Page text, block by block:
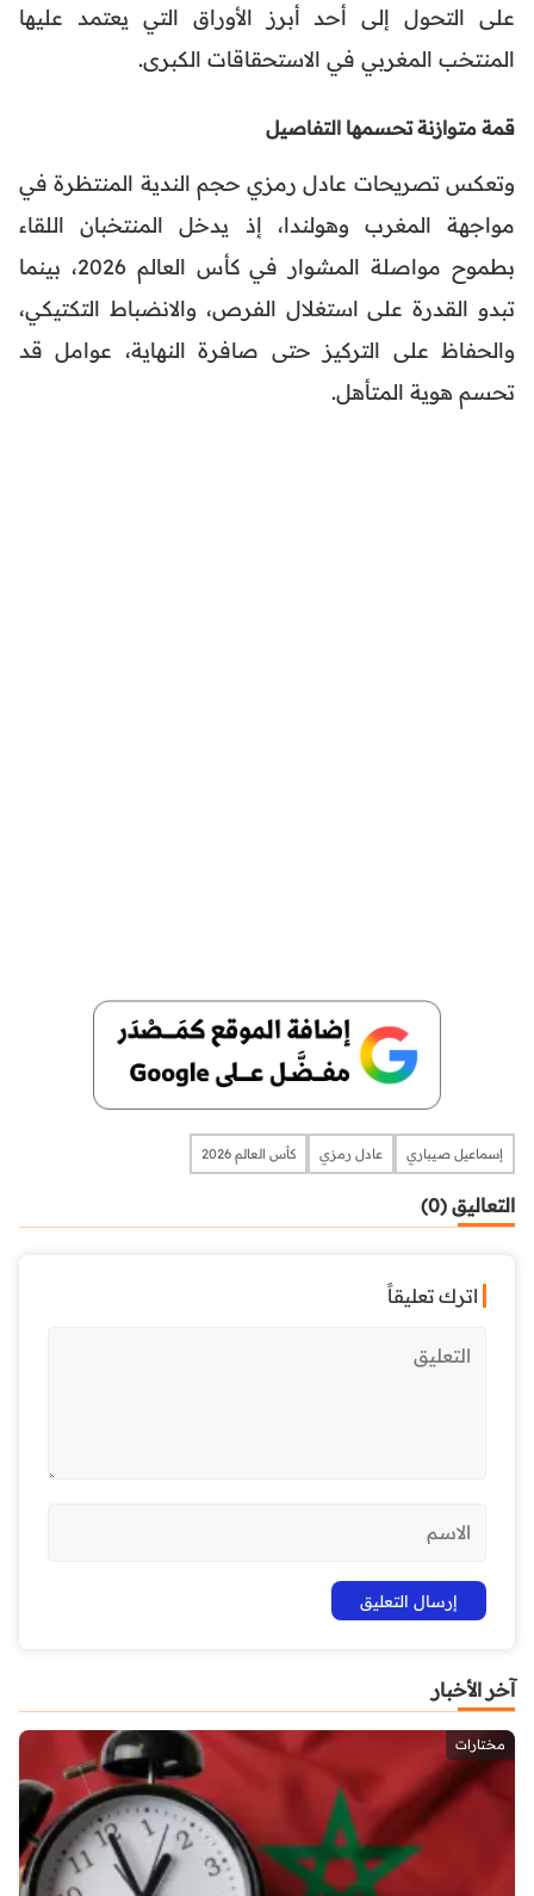
على التحول إلى أحد أبرز الأوراق التي يعتمد عليها
المنتخب المغربي في الاستحقاقات الكبرى.
قمة متوازنة تحسمها التفاصيل
وتعكس تصريحات عادل رمزي حجم الندية المنتظرة في
مواجهة المغرب وهولندا، إذ يدخل المنتخبان اللقاء
بطموح مواصلة المشوار في كأس العالم 2026، بينما
تبدو القدرة على استغلال الفرص، والانضباط التكتيكي،
والحفاظ على التركيز حتى صافرة النهاية، عوامل قد
تحسم هوية المتأهل.
إسماعيل صيباري عادل رمزي كأس العالم 2026
التعاليق (0)
اترك تعليقاً
آخر الأخبار
مختارات